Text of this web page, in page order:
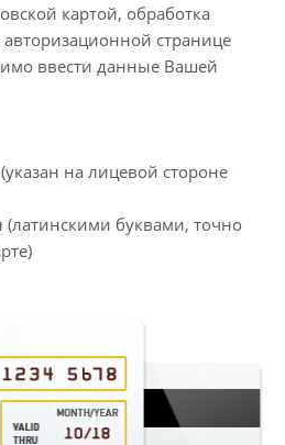
картой, обработка
странице
ввести данные Вашей
на лицевой стороне
(латинскими буквами, точно